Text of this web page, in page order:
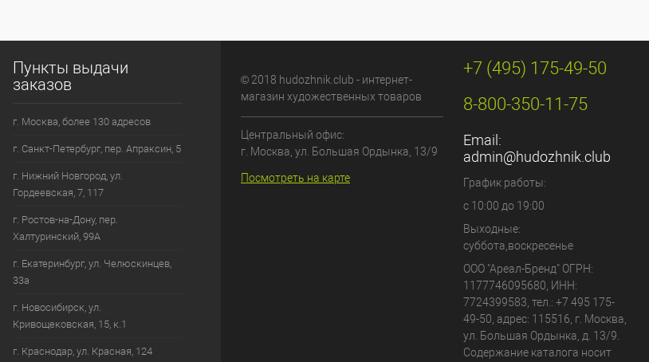
Пункты выдачи
заказов
г. Москва, более 130 адресов
г. Санкт-Петербург, пер. Апраксин, 5
г. Нижний Новгород, ул.
Гордеевская, 7, 117
г. Ростов-на-Дону, пер.
Халтуринский, 99А
г. Екатеринбург, ул. Челюскинцев,
33а
г. Новосибирск, ул.
Кривощековская, 15, к.1
г. Краснодар, ул. Красная, 124
© 2018 hudozhnik.club - интернет-
магазин художественных товаров
Центральный офис:
г. Москва, ул. Большая Ордынка, 13/9
Посмотреть на карте
+7 (495) 175-49-50
8-800-350-11-75
Email:
admin@hudozhnik.club
График работы:
с 10:00 до 19:00
Выходные:
суббота,воскресенье
ООО "Ареал-Бренд" ОГРН:
1177746095680, ИНН:
7724399583, тел.: +7 495 175-
49-50, адрес: 115516, г. Москва,
ул. Большая Ордынка, д. 13/9.
Содержание каталога носит